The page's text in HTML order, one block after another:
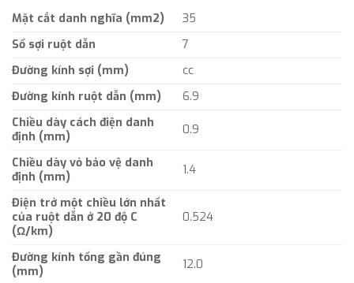
Mặt cắt danh nghĩa (mm2)
35
Số sợi ruột dẫn
7
Đường kính sợi (mm)
cc
Đường kính ruột dẫn (mm)
6.9
Chiều dày cách điện danh
định (mm)
0.9
Chiều dày vỏ bảo vệ danh
định (mm)
1.4
Điện trở một chiều lớn nhất
của ruột dẫn ở 20 độ C
(Ω/km)
0.524
Đường kính tổng gần đúng
(mm)
12.0